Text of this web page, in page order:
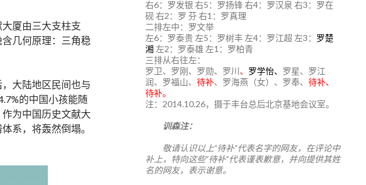
厦由三大支柱支
几何原理：三角稳
大陆地区民间也与
的中国小孩能随
为中国历史文献大
系，将轰然倒塌。
右6：罗发银 右5：罗扬锋 右4：罗汉泉 右3：罗在
砚 右2：罗 芬 右1：罗真理
二排左中：罗文举
左6：罗泰贵 左5：罗树丰 左4：罗江超 左3： 罗楚
湘 左2：罗泰雄 左1：罗柏青
三排从右往左：
罗卫、罗刚、罗勋、罗川、 罗学怡、 罗星、罗江
润、罗福山、 待补、罗海燕（女）、罗奉、 待补、
待补。
注：2014.10.26，摄于丰台总后北京基地会议室。
训森注：
敬请认识以上“待补”代表名字的网友，在评论中
补上，特向这些“待补”代表谨表歉意，并向提供其姓
名的网友，表示谢意。